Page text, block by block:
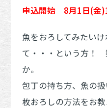
申込開始 8月1日(金
魚をおろしてみたい
て・・・という方！
か。
包丁の持ち方、魚の
枚おろしの方法をお教